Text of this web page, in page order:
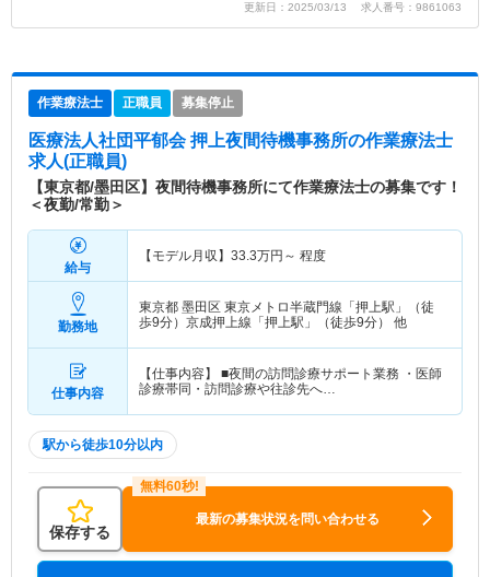
更新日：2025/03/13 求人番号：9861063
作業療法士 正職員 募集停止
医療法人社団平郁会 押上夜間待機事務所の作業療法士
求人(正職員)
【東京都/墨田区】夜間待機事務所にて作業療法士の募集です！
＜夜勤/常勤＞
給与
【モデル月収】 33.3万円～ 程度
勤務地
東京都 墨田区 東京メトロ半蔵門線「押上駅」（徒
歩9分）京成押上線「押上駅」（徒歩9分） 他
仕事内容
【仕事内容】 ■夜間の訪問診療サポート業務 ・医師
診療帯同・訪問診療や往診先へ…
駅から徒歩10分以内
保存する
最新の募集状況を問い合わせる